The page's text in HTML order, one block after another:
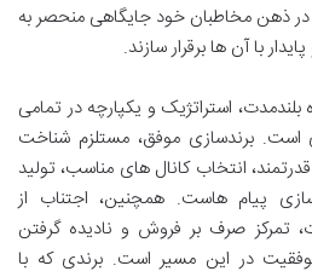
ذهن مخاطبان خود جایگاهی منحصر به
با آن ها برقرار سازند.
استراتژیک و یکپارچه در تمامی
است. برندسازی موفق، مستلزم شناخت
انتخاب کانال های مناسب، تولید
پیام هاست. همچنین، اجتناب از
تمرکز صرف بر فروش و نادیده گرفتن
در این مسیر است. برندی که با